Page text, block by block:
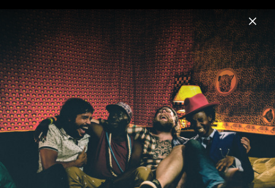
Menu
Mumford & Sons
Home News Musik Videos Fotos Biografie
Pressebilder 2018